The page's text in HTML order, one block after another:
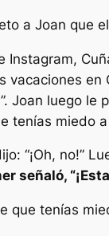
a Joan que
Instagram,
vacaciones en
Joan luego le
tenías miedo
“¡Oh, no!”
señaló,
que tenías